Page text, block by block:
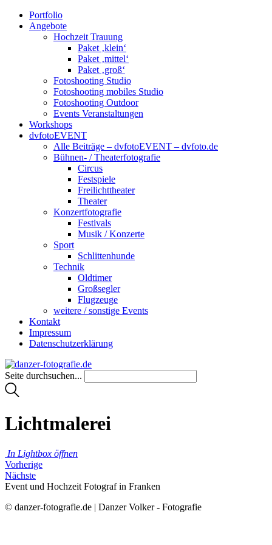
Portfolio
Angebote
Hochzeit Trauung
Paket ‚klein‘
Paket ‚mittel‘
Paket ‚groß‘
Fotoshooting Studio
Fotoshooting mobiles Studio
Fotoshooting Outdoor
Events Veranstaltungen
Workshops
dvfotoEVENT
Alle Beiträge – dvfotoEVENT – dvfoto.de
Bühnen- / Theaterfotografie
Circus
Festspiele
Freilichttheater
Theater
Konzertfotografie
Festivals
Musik / Konzerte
Sport
Schlittenhunde
Technik
Oldtimer
Großsegler
Flugzeuge
weitere / sonstige Events
Kontakt
Impressum
Datenschutzerklärung
Seite durchsuchen...
Lichtmalerei
In Lightbox öffnen
Vorherige
Nächste
Event und Hochzeit Fotograf in Franken
© danzer-fotografie.de | Danzer Volker - Fotografie